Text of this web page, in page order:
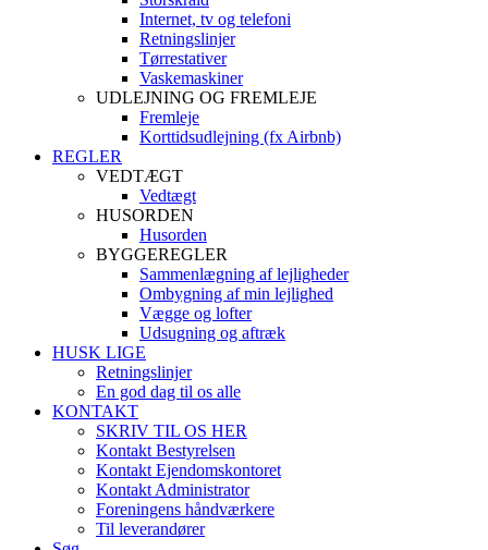
Internet, tv og telefoni
Retningslinjer
Tørrestativer
Vaskemaskiner
UDLEJNING OG FREMLEJE
Fremleje
Korttidsudlejning (fx Airbnb)
REGLER
VEDTÆGT
Vedtægt
HUSORDEN
Husorden
BYGGEREGLER
Sammenlægning af lejligheder
Ombygning af min lejlighed
Vægge og lofter
Udsugning og aftræk
HUSK LIGE
Retningslinjer
En god dag til os alle
KONTAKT
SKRIV TIL OS HER
Kontakt Bestyrelsen
Kontakt Ejendomskontoret
Kontakt Administrator
Foreningens håndværkere
Til leverandører